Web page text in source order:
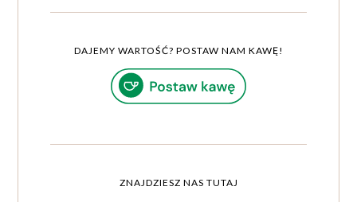
DAJEMY WARTOŚĆ? POSTAW NAM KAWĘ!
ZNAJDZIESZ NAS TUTAJ